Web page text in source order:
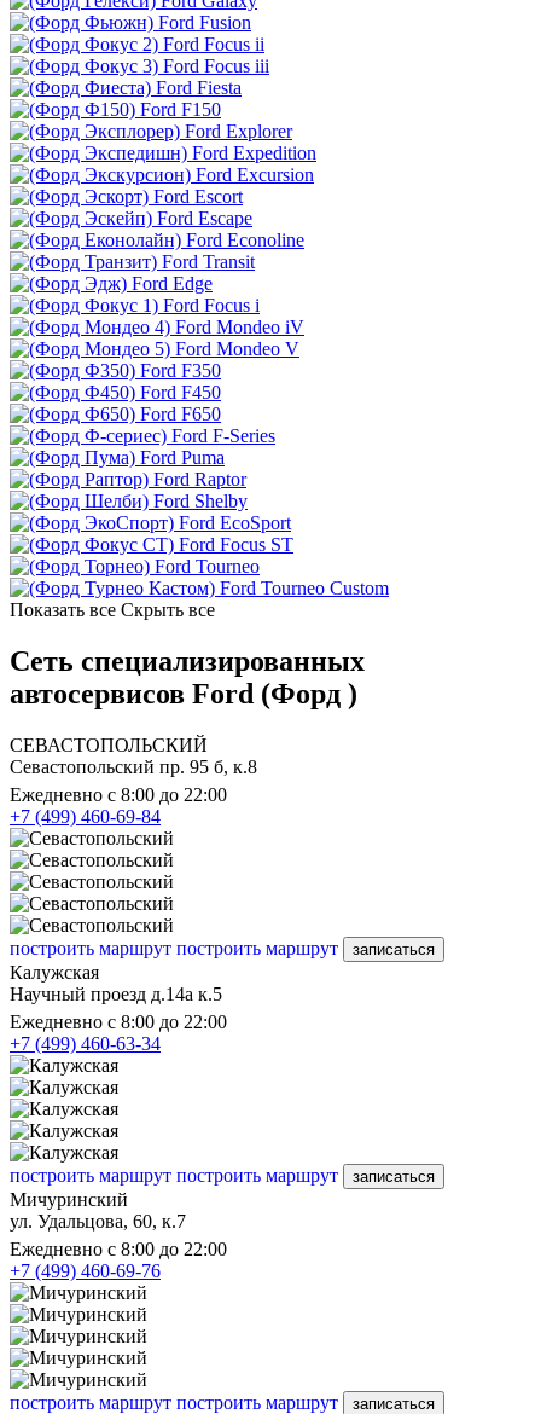
Ford Fusion
Ford Focus ii
Ford Focus iii
Ford Fiesta
Ford F150
Ford Explorer
Ford Expedition
Ford Excursion
Ford Escort
Ford Escape
Ford Econoline
Ford Transit
Ford Edge
Ford Focus i
Ford Mondeo iV
Ford Mondeo V
Ford F350
Ford F450
Ford F650
Ford F-Series
Ford Puma
Ford Raptor
Ford Shelby
Ford EcoSport
Ford Focus ST
Ford Tourneo
Ford Tourneo Custom
Показать все Скрыть все
Сеть специализированных
автосервисов Ford (Форд )
СЕВАСТОПОЛЬСКИЙ
Севастопольский пр. 95 б, к.8
Ежедневно с 8:00 до 22:00
+7 (499) 460-69-84
построить маршрут построить маршрут записаться
Калужская
Научный проезд д.14а к.5
Ежедневно с 8:00 до 22:00
+7 (499) 460-63-34
построить маршрут построить маршрут записаться
Мичуринский
ул. Удальцова, 60, к.7
Ежедневно с 8:00 до 22:00
+7 (499) 460-69-76
построить маршрут построить маршрут записаться